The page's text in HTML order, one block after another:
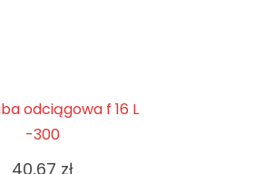
odciągowa f 16 L
-300
40,67 zł